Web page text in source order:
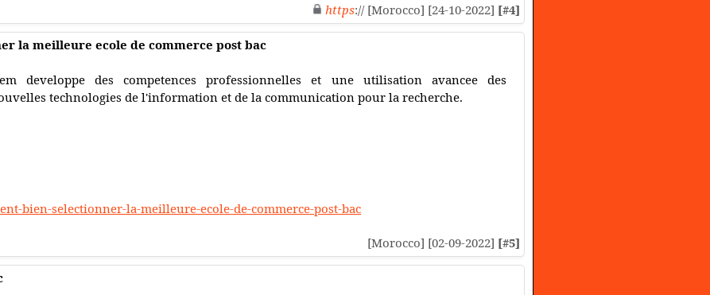
https:// [Morocco] [24-10-2022] [#4]
la meilleure ecole de commerce post bac
developpe des competences professionnelles et une utilisation avancee des
technologies de l'information et de la communication pour la recherche.
bien-selectionner-la-meilleure-ecole-de-commerce-post-bac
[Morocco] [02-09-2022] [#5]